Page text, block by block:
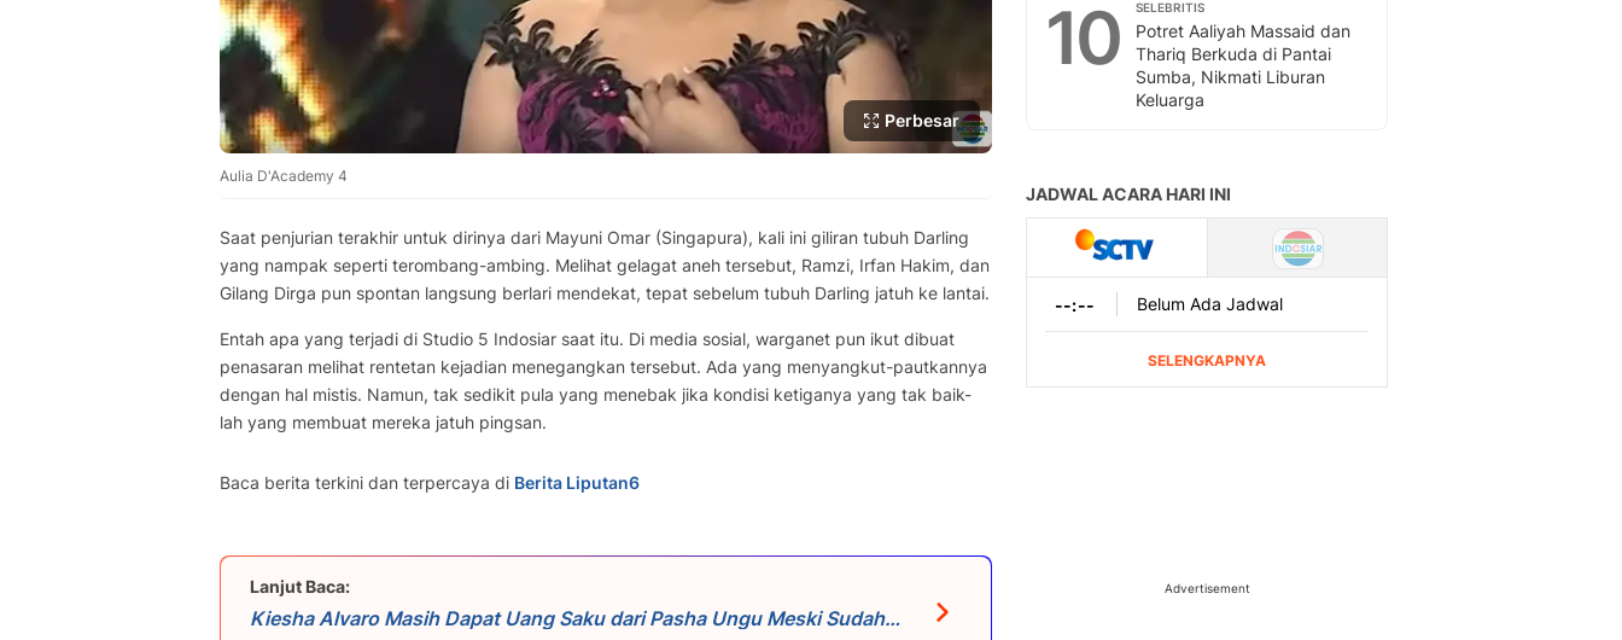
Perbesar
Aulia D'Academy 4
Saat penjurian terakhir untuk dirinya dari Mayuni Omar (Singapura), kali ini giliran tubuh Darling
yang nampak seperti terombang-ambing. Melihat gelagat aneh tersebut, Ramzi, Irfan Hakim, dan
Gilang Dirga pun spontan langsung berlari mendekat, tepat sebelum tubuh Darling jatuh ke lantai.
Entah apa yang terjadi di Studio 5 Indosiar saat itu. Di media sosial, warganet pun ikut dibuat
penasaran melihat rentetan kejadian menegangkan tersebut. Ada yang menyangkut-pautkannya
dengan hal mistis. Namun, tak sedikit pula yang menebak jika kondisi ketiganya yang tak baik-
lah yang membuat mereka jatuh pingsan.
Baca berita terkini dan terpercaya di Berita Liputan6
Lanjut Baca:
Kiesha Alvaro Masih Dapat Uang Saku dari Pasha Ungu Meski Sudah
10 SELEBRITIS
Potret Aaliyah Massaid dan
Thariq Berkuda di Pantai
Sumba, Nikmati Liburan
Keluarga
Advertisement